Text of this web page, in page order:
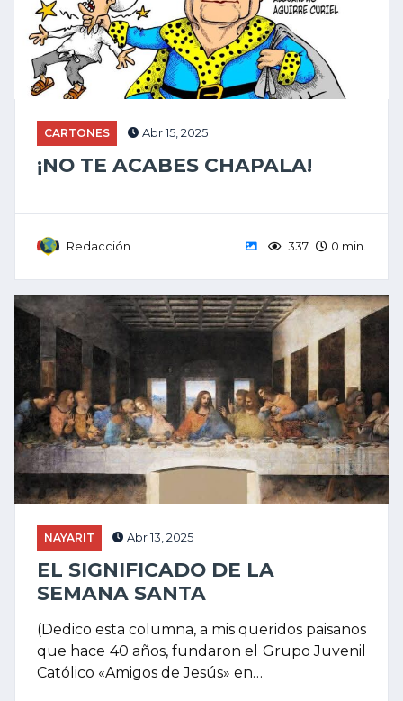
CARTONES Abr 15, 2025
¡NO TE ACABES CHAPALA!
Redacción 337 0 min.
NAYARIT Abr 13, 2025
EL SIGNIFICADO DE LA
SEMANA SANTA
(Dedico esta columna, a mis queridos paisanos
que hace 40 años, fundaron el Grupo Juvenil
Católico «Amigos de Jesús» en…